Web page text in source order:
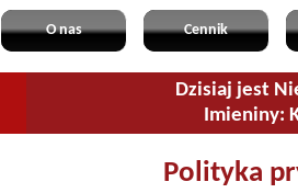
O nas Cennik
Dzisiaj jest
Imieniny:
Polityka